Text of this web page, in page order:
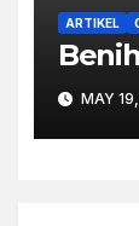
ARTIKEL
MAY